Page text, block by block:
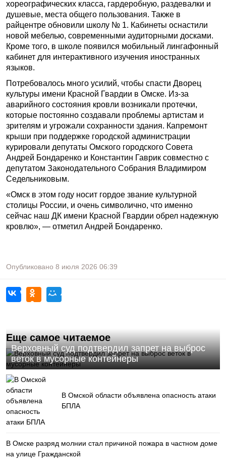
хореографических класса, гардеробную, раздевалки и
душевые, места общего пользования. Также в
райцентре обновили школу № 1. Кабинеты оснастили
новой мебелью, современными аудиторными досками.
Кроме того, в школе появился мобильный лингафонный
кабинет для интерактивного изучения иностранных
языков.
Потребовалось много усилий, чтобы спасти Дворец
культуры имени Красной Гвардии в Омске. Из-за
аварийного состояния кровли возникали протечки,
которые постоянно создавали проблемы артистам и
зрителям и угрожали сохранности здания. Капремонт
крыши при поддержке городской администрации
курировали депутаты Омского городского Совета
Андрей Бондаренко и Константин Гаврик совместно с
депутатом Законодательного Собрания Владимиром
Седельниковым.
«Омск в этом году носит гордое звание культурной
столицы России, и очень символично, что именно
сейчас наш ДК имени Красной Гвардии обрел надежную
кровлю», — отметил Андрей Бондаренко.
Опубликовано 8 июля 2026 06:39
Еще самое читаемое
Верховный суд подтвердил запрет на выброс
веток в мусорные контейнеры
В Омской области объявлена опасность атаки
БПЛА
В Омске разряд молнии стал причиной пожара в частном доме
на улице Гражданской